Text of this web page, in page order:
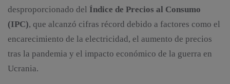
desproporcionado del Índice de Precios al Consumo
(IPC), que alcanzó cifras récord debido a factores como el
encarecimiento de la electricidad, el aumento de precios
tras la pandemia y el impacto económico de la guerra en
Ucrania.